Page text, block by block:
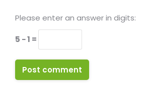
Please enter an answer in digits:
5 − 1 =
Post comment